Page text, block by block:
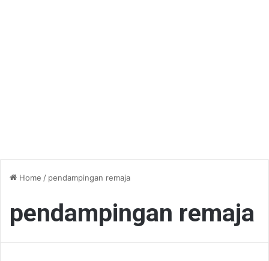
Home / pendampingan remaja
pendampingan remaja